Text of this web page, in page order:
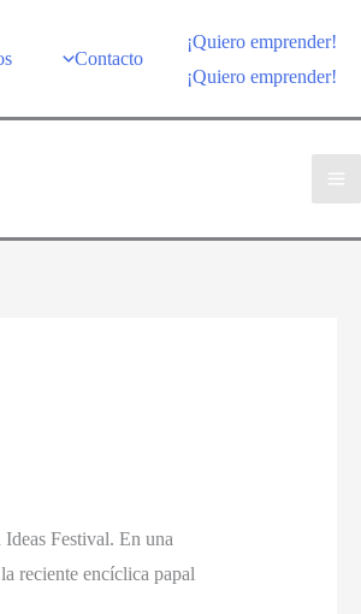
Contacto
¡Quiero emprender!
¡Quiero emprender!
Festival. En una
reciente encíclica papal